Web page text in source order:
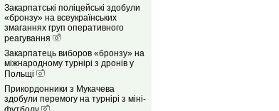
Закарпатські поліцейські здобули
«бронзу» на всеукраїнських
змаганнях груп оперативного
реагування
Закарпатець виборов «бронзу» на
міжнародному турнірі з дронів у
Польщі
Прикордонники з Мукачева
здобули перемогу на турнірі з міні-